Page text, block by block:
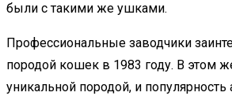
были с такими же ушками.
Профессиональные заводчики
породой кошек в 1983 году. В этом
уникальной породой, и популярность